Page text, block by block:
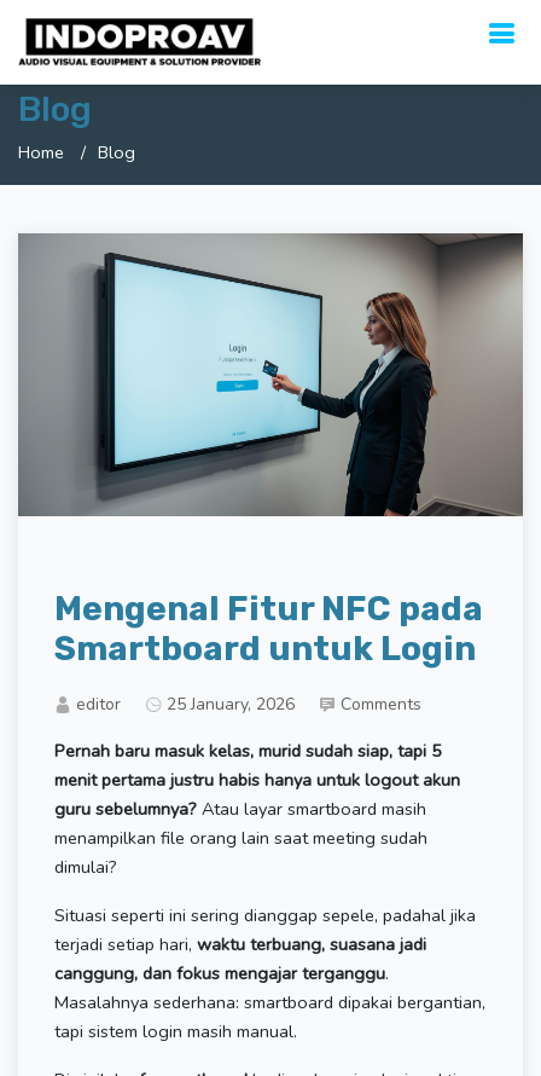
Blog
Home Blog
Mengenal Fitur NFC pada
Smartboard untuk Login
editor 25 January, 2026 Comments
Pernah baru masuk kelas, murid sudah siap, tapi 5
menit pertama justru habis hanya untuk logout akun
guru sebelumnya? Atau layar smartboard masih
menampilkan file orang lain saat meeting sudah
dimulai?
Situasi seperti ini sering dianggap sepele, padahal jika
terjadi setiap hari, waktu terbuang, suasana jadi
canggung, dan fokus mengajar terganggu.
Masalahnya sederhana: smartboard dipakai bergantian,
tapi sistem login masih manual.